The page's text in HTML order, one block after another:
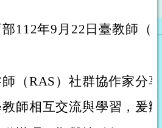
112年9月22日臺教師（
（RAS）社群協作家分
師相互交流與學習，爰